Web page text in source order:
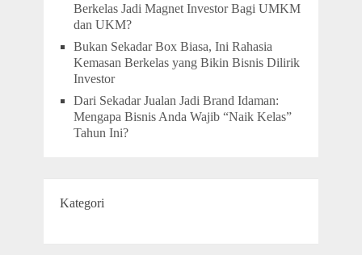
Berkelas Jadi Magnet Investor Bagi UMKM
dan UKM?
Bukan Sekadar Box Biasa, Ini Rahasia
Kemasan Berkelas yang Bikin Bisnis Dilirik
Investor
Dari Sekadar Jualan Jadi Brand Idaman:
Mengapa Bisnis Anda Wajib “Naik Kelas”
Tahun Ini?
Kategori